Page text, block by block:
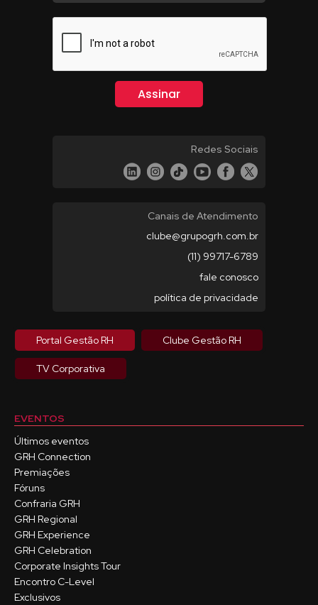
Redes Sociais
Canais de Atendimento
clube@grupogrh.com.br
(11) 99717-6789
fale conosco
política de privacidade
Portal Gestão RH Clube Gestão RH
TV Corporativa
EVENTOS
Últimos eventos
GRH Connection
Premiações
Fóruns
Confraria GRH
GRH Regional
GRH Experience
GRH Celebration
Corporate Insights Tour
Encontro C-Level
Exclusivos